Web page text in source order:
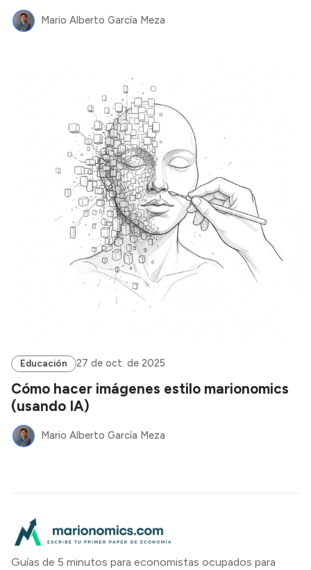
Mario Alberto García Meza
Educación 27 de oct. de 2025
Cómo hacer imágenes estilo marionomics
(usando IA)
Mario Alberto García Meza
Guías de 5 minutos para economistas ocupados para